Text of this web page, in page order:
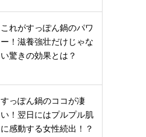
これがすっぽん鍋のパワ
ー！滋養強壮だけじゃな
い驚きの効果とは？
すっぽん鍋のココが凄
い！翌日にはプルプル肌
に感動する女性続出！？